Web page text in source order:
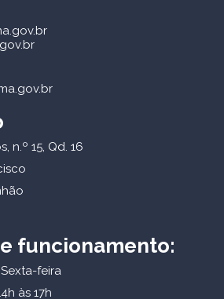
n.º 15, Qd. 16
funcionamento:
feira
às 17h